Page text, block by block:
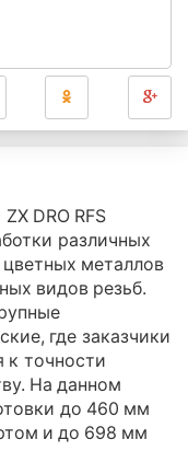
DRO RFS
различных
металлов
видов резьб.
где заказчики
к точности
На данном
до 460 мм
и до 698 мм